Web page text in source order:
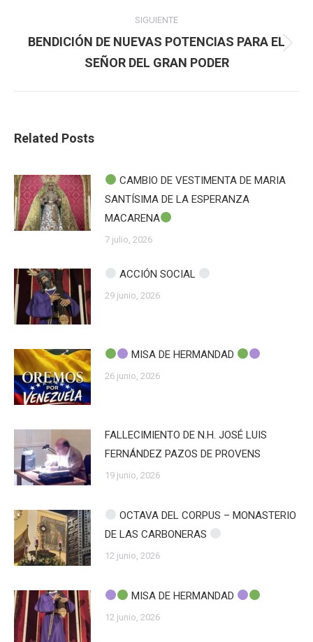
SIGUIENTE
siguiente:
BENDICIÓN DE NUEVAS POTENCIAS PARA EL
SEÑOR DEL GRAN PODER
Related Posts
CAMBIO DE VESTIMENTA DE MARIA
SANTÍSIMA DE LA ESPERANZA
MACARENA
7 julio, 2026
ACCIÓN SOCIAL
29 junio, 2026
MISA DE HERMANDAD
26 junio, 2026
FALLECIMIENTO DE N.H. JOSÉ LUIS
FERNÁNDEZ PAZOS DE PROVENS
19 junio, 2026
OCTAVA DEL CORPUS – MONASTERIO
DE LAS CARBONERAS
12 junio, 2026
MISA DE HERMANDAD
12 junio, 2026